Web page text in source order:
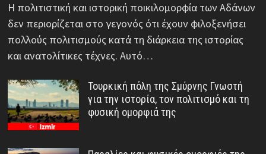
Η πολιτιστική και ιστορική ποικιλομορφία των Αδάνων
δεν περιορίζεται στο γεγονός ότι έχουν φιλοξενήσει
πολλούς πολιτισμούς κατά τη διάρκεια της ιστορίας
και ανατολίτικες τέχνες. Αυτό…
Τουρκική πόλη της Σμύρνης Γνωστή
για την ιστορία, τον πολιτισμό και τη
φυσική ομορφιά της